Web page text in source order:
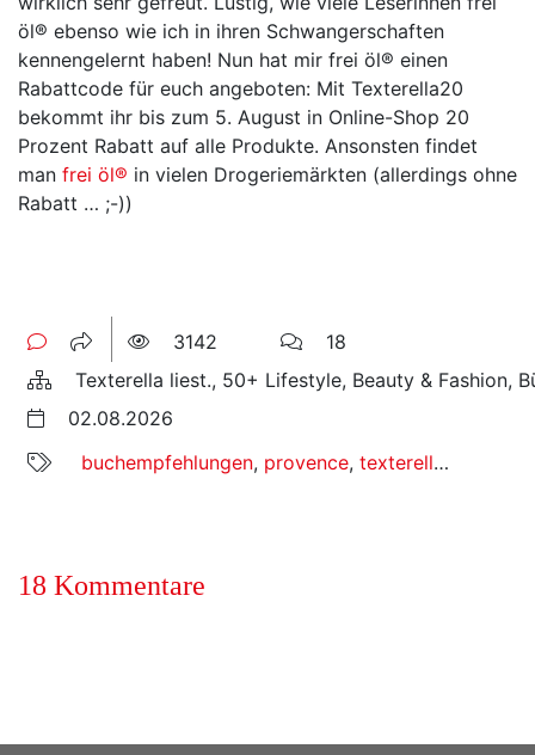
öl® ebenso wie ich in ihren Schwangerschaften
kennengelernt haben! Nun hat mir frei öl® einen
Rabattcode für euch angeboten: Mit Texterella20
bekommt ihr bis zum 5. August in Online-Shop 20
Prozent Rabatt auf alle Produkte. Ansonsten findet
man frei öl® in vielen Drogeriemärkten (allerdings ohne
Rabatt … ;-))
3142
18
Texterella liest., 50+ Lifestyle, Beauty & Fashion,
02.08.2026
buchempfehlungen, provence, texterella in der provence
18 Kommentare